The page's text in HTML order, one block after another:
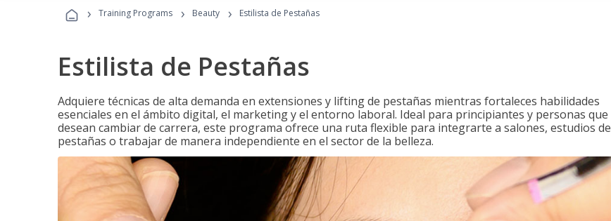
› Training Programs › Beauty › Estilista de Pestañas
Estilista de Pestañas
Adquiere técnicas de alta demanda en extensiones y lifting de pestañas mientras fortaleces habilidades
esenciales en el ámbito digital, el marketing y el entorno laboral. Ideal para principiantes y personas que
desean cambiar de carrera, este programa ofrece una ruta flexible para integrarte a salones, estudios de
pestañas o trabajar de manera independiente en el sector de la belleza.